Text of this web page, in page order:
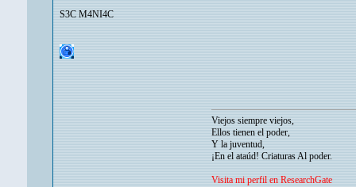
S3C M4NI4C
Viejos siempre viejos,
Ellos tienen el poder,
Y la juventud,
¡En el ataúd! Criaturas Al poder.
Visita mi perfil en ResearchGate